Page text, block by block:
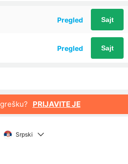
Pregled Sajt
Pregled Sajt
PRIJAVITE JE
Srpski